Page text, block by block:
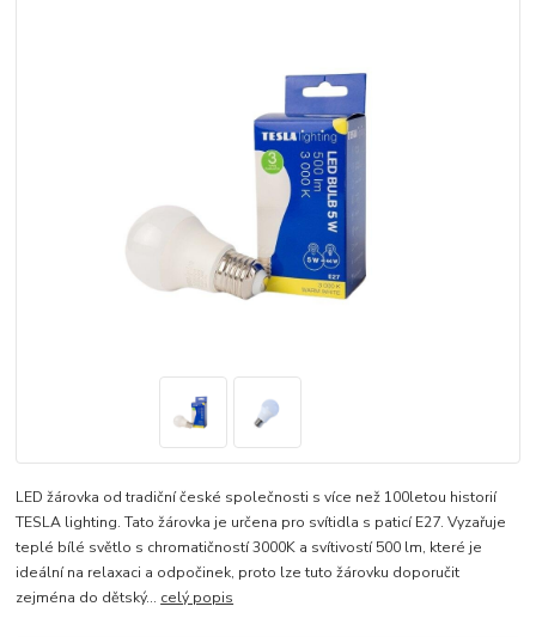
LED žárovka od tradiční české společnosti s více než 100letou historií
TESLA lighting. Tato žárovka je určena pro svítidla s paticí E27. Vyzařuje
teplé bílé světlo s chromatičností 3000K a svítivostí 500 lm, které je
ideální na relaxaci a odpočinek, proto lze tuto žárovku doporučit
zejména do dětský... celý popis